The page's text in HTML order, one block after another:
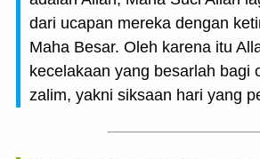
dari ucapan mereka dengan
Maha Besar. Oleh karena itu
kecelakaan yang besarlah bagi
zalim, yakni siksaan hari yang